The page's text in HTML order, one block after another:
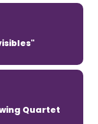
Quartet